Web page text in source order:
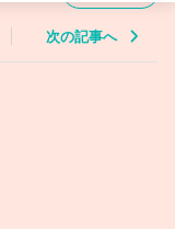
次の記事へ